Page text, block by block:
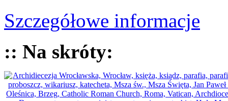
Szczegółowe informacje
:: Na skróty: